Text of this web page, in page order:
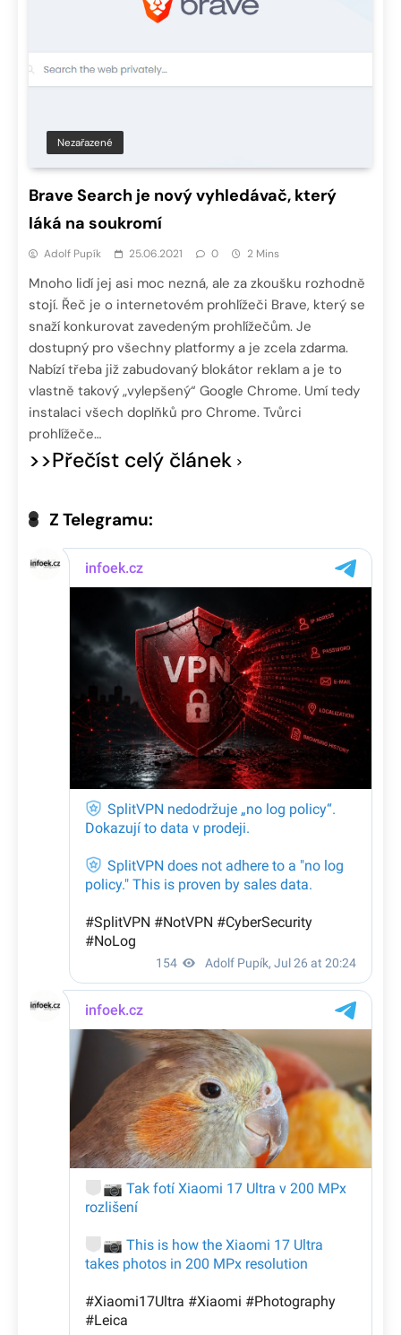
Nezařazené
Brave Search je nový vyhledávač, který
láká na soukromí
Adolf Pupík 25.06.2021 0 2 Mins
Mnoho lidí jej asi moc nezná, ale za zkoušku rozhodně
stojí. Řeč je o internetovém prohlížeči Brave, který se
snaží konkurovat zavedeným prohlížečům. Je
dostupný pro všechny platformy a je zcela zdarma.
Nabízí třeba již zabudovaný blokátor reklam a je to
vlastně takový „vylepšený“ Google Chrome. Umí tedy
instalaci všech doplňků pro Chrome. Tvůrci
prohlížeče…
>>Přečíst celý článek
Z Telegramu: